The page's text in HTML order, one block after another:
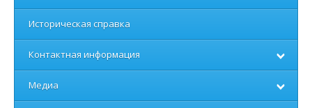
Историческая справка
Контактная информация
Медиа